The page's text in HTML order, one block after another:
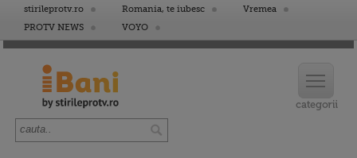
stirileprotv.ro Romania, te iubesc
Vremea
PROTV NEWS
VOYO